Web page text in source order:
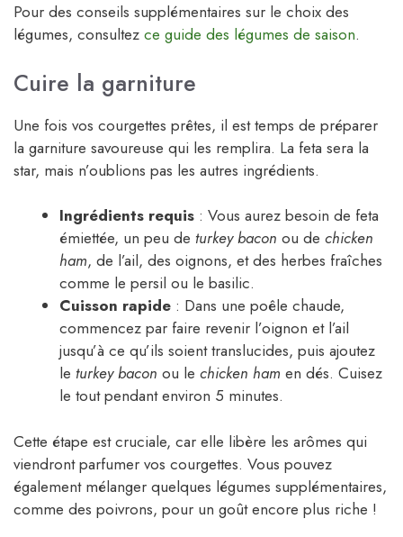
Pour des conseils supplémentaires sur le choix des
légumes, consultez ce guide des légumes de saison.
Cuire la garniture
Une fois vos courgettes prêtes, il est temps de préparer
la garniture savoureuse qui les remplira. La feta sera la
star, mais n’oublions pas les autres ingrédients.
Ingrédients requis : Vous aurez besoin de feta
émiettée, un peu de turkey bacon ou de chicken
ham, de l’ail, des oignons, et des herbes fraîches
comme le persil ou le basilic.
Cuisson rapide : Dans une poêle chaude,
commencez par faire revenir l’oignon et l’ail
jusqu’à ce qu’ils soient translucides, puis ajoutez
le turkey bacon ou le chicken ham en dés. Cuisez
le tout pendant environ 5 minutes.
Cette étape est cruciale, car elle libère les arômes qui
viendront parfumer vos courgettes. Vous pouvez
également mélanger quelques légumes supplémentaires,
comme des poivrons, pour un goût encore plus riche !